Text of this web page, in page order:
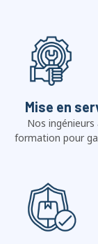
Mise en
Nos
formation pour